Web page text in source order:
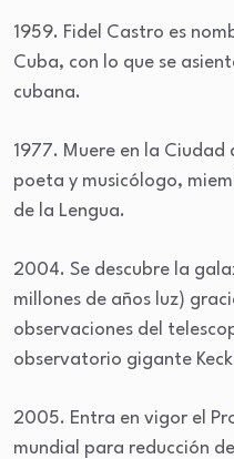
1959. Fidel Castro es
Cuba, con lo que se
cubana.
1977. Muere en la Ciudad
poeta y musicólogo,
de la Lengua.
2004. Se descubre la
millones de años luz)
observaciones del
observatorio gigante
2005. Entra en vigor el
mundial para reducción